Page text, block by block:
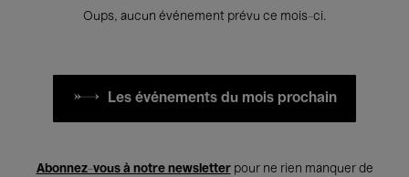
Oups, aucun événement prévu ce mois-ci.
Les événements du mois prochain
Abonnez-vous à notre newsletterpour ne rien manquer de